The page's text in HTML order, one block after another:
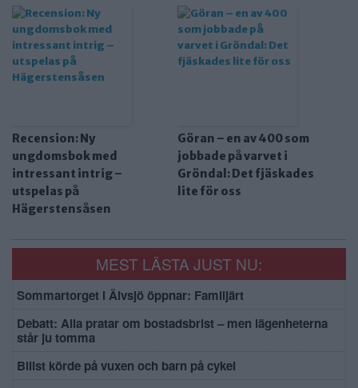
Recension: Ny
ungdomsbok med
intressant intrig –
utspelas på
Hägerstensåsen
Göran – en av 400 som
jobbade på varvet i
Gröndal: Det fjäskades
lite för oss
MEST LÄSTA JUST NU:
Sommartorget i Älvsjö öppnar: Familjärt
Debatt: Alla pratar om bostadsbrist – men lägenheterna
står ju tomma
Bilist körde på vuxen och barn på cykel